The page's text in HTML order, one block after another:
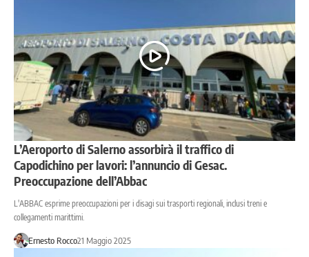
L’Aeroporto di Salerno assorbirà il traffico di
Capodichino per lavori: l’annuncio di Gesac.
Preoccupazione dell’Abbac
L'ABBAC esprime preoccupazioni per i disagi sui trasporti regionali, inclusi treni e
collegamenti marittimi.
Ernesto Rocco21 Maggio 2025